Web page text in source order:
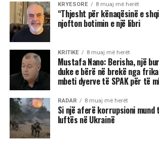
KRYESORE 8 muaj më herët
“Thjesht për kënaqësinë e
njofton botimin e një libri
KRITIKE 8 muaj më herët
Mustafa Nano: Berisha, një
duke e bërë në brekë nga
mbeti dyerve të SPAK për të
RADAR 8 muaj më herët
Si një aferë korrupsioni mund
luftës në Ukrainë